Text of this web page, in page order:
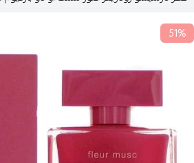
51%